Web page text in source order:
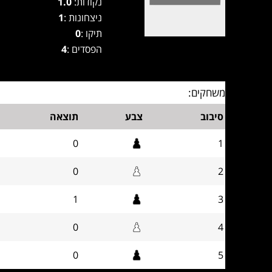
ניצחונות :1
תיקו :0
הפסדים :4
משחקים:
סיבוב צבע
תוצאה
1
0
2
0
3
1
4
0
5
0